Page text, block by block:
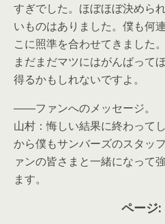
すぎでした。ほぼほぼ決めら
いものはありました。僕も何
こに照準を合わせてきました。
まだまだマツにはがんばって
得るかもしれないですよ。
――ファンへのメッセージ。
山村：悔しい結果に終わって
から僕もサンバーズのスタッ
ァンの皆さまと一緒になって
ます。
ページ: